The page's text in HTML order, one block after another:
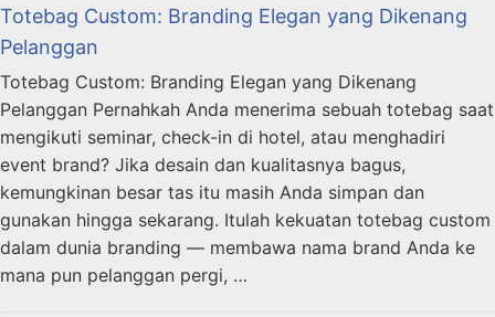
Totebag Custom: Branding Elegan yang Dikenang
Pelanggan
Totebag Custom: Branding Elegan yang Dikenang
Pelanggan Pernahkah Anda menerima sebuah totebag saat
mengikuti seminar, check-in di hotel, atau menghadiri
event brand? Jika desain dan kualitasnya bagus,
kemungkinan besar tas itu masih Anda simpan dan
gunakan hingga sekarang. Itulah kekuatan totebag custom
dalam dunia branding — membawa nama brand Anda ke
mana pun pelanggan pergi, …